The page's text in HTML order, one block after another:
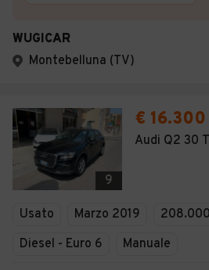
WUGICAR
Montebelluna (TV)
9
€ 16.300
Audi Q2 30
Usato Marzo 2019
Diesel - Euro 6
Manuale